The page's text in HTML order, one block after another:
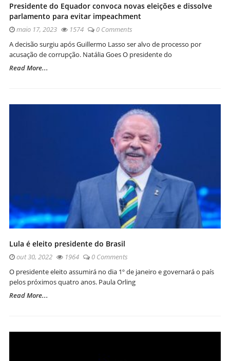
Presidente do Equador convoca novas eleições e dissolve
parlamento para evitar impeachment
maio 17, 2023 1574
0 Comments
A decisão surgiu após Guillermo Lasso ser alvo de processo por
acusação de corrupção. Natália Goes O presidente do
Read More...
Lula é eleito presidente do Brasil
out 30, 2022 1964
0 Comments
O presidente eleito assumirá no dia 1º de janeiro e governará o país
pelos próximos quatro anos. Paula Orling
Read More...